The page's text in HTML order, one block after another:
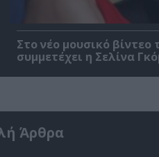
Στο νέο μουσικό
συμμετέχει η Σελίνα
Άρθρα